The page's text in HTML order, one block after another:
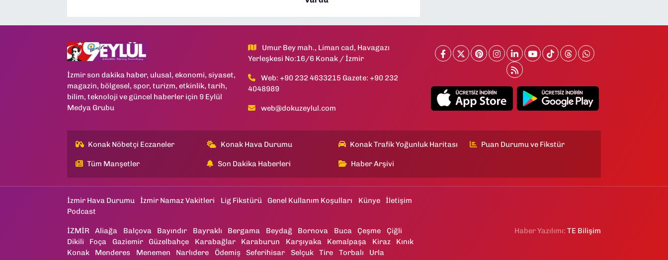
İzmir son dakika haber, ulusal, ekonomi, siyaset,
magazin, bölgesel, spor, turizm, etkinlik, tarih,
bilim, teknoloji ve güncel haberler için 9 Eylül
Medya Grubu
Umur Bey mah., Liman cad, Havagazı
Yerleşkesi No:16/6 Konak / İzmir
Web: +90 232 4633215 Gazete: +90 232
4048989
web@dokuzeylul.com
Konak Nöbetçi Eczaneler Konak Hava Durumu Konak Trafik Yoğunluk Haritası Puan Durumu ve Fikstür
Tüm Manşetler Son Dakika Haberleri Haber Arşivi
İzmir Hava Durumu İzmir Namaz Vakitleri Lig Fikstürü Genel Kullanım Koşulları Künye
İletişim
Podcast
İZMİR Aliağa Balçova Bayındır Bayraklı Bergama Beydağ Bornova Buca Çeşme
Çiğli
Dikili
Foça Gaziemir Güzelbahçe Karabağlar Karaburun Karşıyaka Kemalpaşa Kiraz
Kınık
Konak
Menderes Menemen Narlıdere Ödemiş Seferihisar Selçuk Tire Torbalı Urla
Haber Yazılımı:TE Bilişim